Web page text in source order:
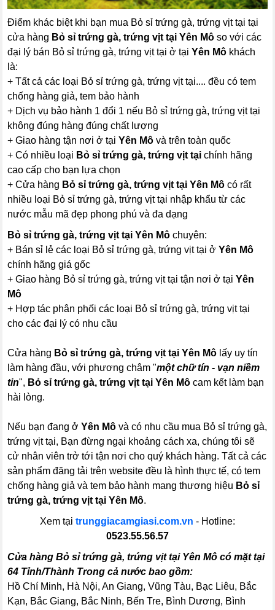
Điểm khác biệt khi bạn mua Bỏ sỉ trứng gà, trứng vịt tại tại
cửa hàng Bỏ sỉ trứng gà, trứng vịt tại Yên Mô so với các
đại lý bán Bỏ sỉ trứng gà, trứng vịt tại ở tạiYên Mô khách
là:
+ Tất cả các loại Bỏ sỉ trứng gà, trứng vịt tại.... đều có tem
chống hàng giả, tem bảo hành
+ Dịch vụ bảo hành 1 đổi 1 nếu Bỏ sỉ trứng gà, trứng vịt tại
không đúng hàng đúng chất lượng
+ Giao hàng tận nơi ở tạiYên Mô và trên toàn quốc
+ Có nhiều loại Bỏ sỉ trứng gà, trứng vịt tại chính hãng
cao cấp cho bạn lựa chọn
+ Cửa hàng Bỏ sỉ trứng gà, trứng vịt tại Yên Mô có rất
nhiều loại Bỏ sỉ trứng gà, trứng vịt tại nhập khẩu từ các
nước mẫu mã đẹp phong phú và đa dạng
Bỏ sỉ trứng gà, trứng vịt tại Yên Môchuyên:
+ Bán sỉ lẻ các loại Bỏ sỉ trứng gà, trứng vịt tại ởYên Mô
chính hãng giá gốc
+ Giao hàng Bỏ sỉ trứng gà, trứng vịt tại tận nơi ở tạiYên
Mô
+ Hợp tác phân phối các loại Bỏ sỉ trứng gà, trứng vịt tại
cho các đại lý có nhu cầu
Cửa hàng Bỏ sỉ trứng gà, trứng vịt tại Yên Mô lấy uy tín
làm hàng đầu, với phương châm "một chữ tín - vạn niềm
tin", Bỏ sỉ trứng gà, trứng vịt tại Yên Mô cam kết làm bạn
hài lòng.
Nếu bạn đang ởYên Mô và có nhu cầu mua Bỏ sỉ trứng gà,
trứng vịt tại, Bạn đừng ngại khoảng cách xa, chúng tôi sẽ
cử nhân viên trở tới tận nơi cho quý khách hàng. Tất cả các
sản phẩm đăng tải trên website đều là hình thực tế, có tem
chống hàng giả và tem bảo hành mang thương hiệu Bỏ sỉ
trứng gà, trứng vịt tại Yên Mô.
Xem tại trunggiacamgiasi.com.vn - Hotline:
0523.55.56.57
Cửa hàng Bỏ sỉ trứng gà, trứng vịt tại Yên Mô có mặt tại
64 Tỉnh/Thành Trong cả nước bao gồm:
Hồ Chí Minh, Hà Nội, An Giang, Vũng Tàu, Bạc Liêu, Bắc
Kạn, Bắc Giang, Bắc Ninh, Bến Tre, Bình Dương, Bình